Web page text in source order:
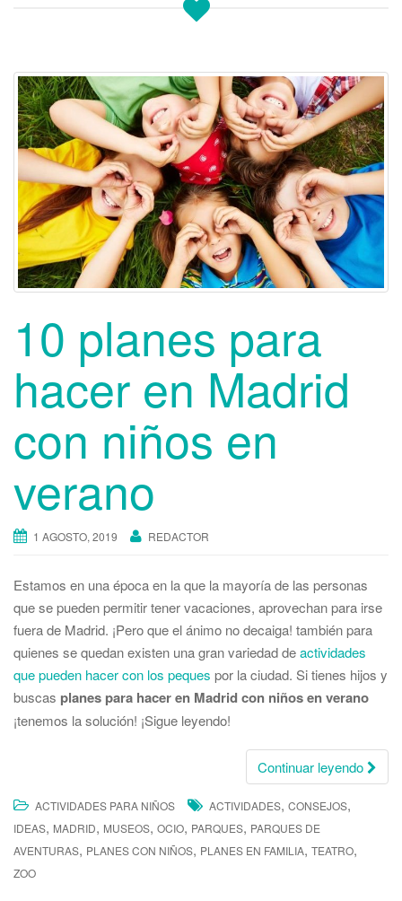
10 planes para
hacer en Madrid
con niños en
verano
1 AGOSTO, 2019 REDACTOR
Estamos en una época en la que la mayoría de las personas
que se pueden permitir tener vacaciones, aprovechan para irse
fuera de Madrid. ¡Pero que el ánimo no decaiga! también para
quienes se quedan existen una gran variedad deactividades
que pueden hacer con los peques por la ciudad. Si tienes hijos y
buscas planes para hacer en Madrid con niños en verano
¡tenemos la solución! ¡Sigue leyendo!
Continuar leyendo
ACTIVIDADES PARA NIÑOS ACTIVIDADES, CONSEJOS,
IDEAS, MADRID, MUSEOS, OCIO, PARQUES, PARQUES DE
AVENTURAS, PLANES CON NIÑOS, PLANES EN FAMILIA, TEATRO,
ZOO